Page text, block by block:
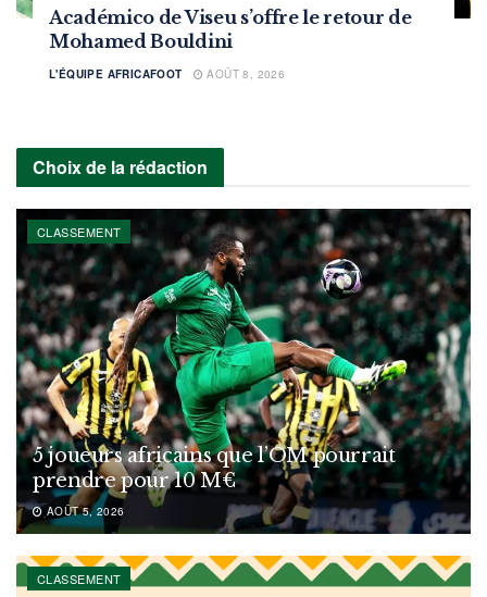
Académico de Viseu s’offre le retour de
Mohamed Bouldini
L'ÉQUIPE AFRICAFOOT AOÛT 8, 2026
Choix de la rédaction
CLASSEMENT
5 joueurs africains que l’OM pourrait
prendre pour 10 M€
AOÛT 5, 2026
CLASSEMENT